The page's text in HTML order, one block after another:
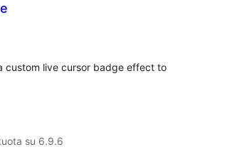
custom live cursor badge effect to
su 6.9.6